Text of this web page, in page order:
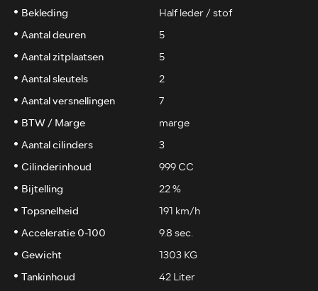
Bekleding
Half leder / stof
Aantal deuren
5
Aantal zitplaatsen
5
Aantal sleutels
2
Aantal versnellingen
7
BTW / Marge
marge
Aantal cilinders
3
Cilinderinhoud
999 CC
Bijtelling
22 %
Topsnelheid
191 km/h
Acceleratie 0-100
9.8 sec.
Gewicht
1303 KG
Tankinhoud
42 Liter